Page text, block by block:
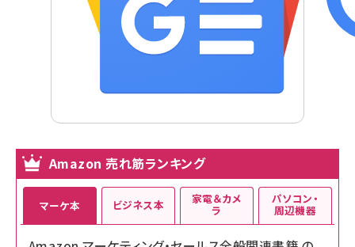
Amazon 売れ筋ランキング
マーケ本 ビジネス本 家電＆カメ
ラ
パソコン・
周辺機器